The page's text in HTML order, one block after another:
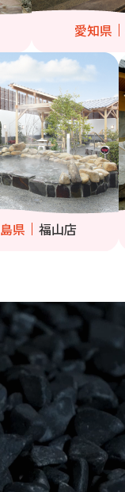
愛知県
県 福山店